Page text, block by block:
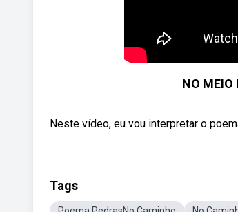
NO
Neste vídeo, eu vou interpretar o
Tags